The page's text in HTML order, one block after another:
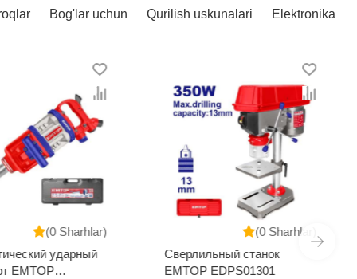
Bog'lar uchun Qurilish uskunalari Elektronika
(0 Sharhlar)
ударный
EMTOP
(0 Sharhlar)
Сверлильный станок
EMTOP EDPS01301